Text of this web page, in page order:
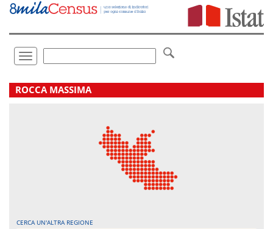
Vai
direttamente
Toggle
navigation
.
ROCCA MASSIMA
CERCA UN'ALTRA REGIONE